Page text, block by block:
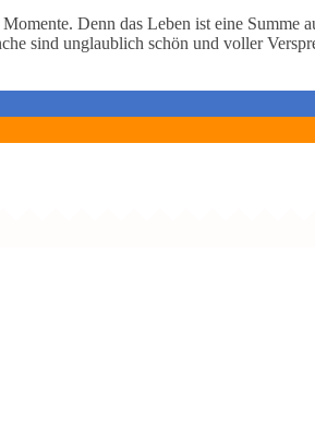
Denn das Leben ist eine Summe
sind unglaublich schön und voller